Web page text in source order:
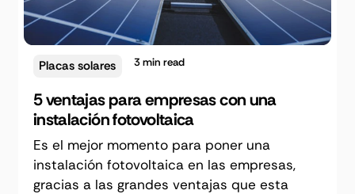
Placas solares 3min read
5 ventajas para empresas con una
instalación fotovoltaica
Es el mejor momento para poner una
instalación fotovoltaica en las empresas,
gracias a las grandes ventajas que esta